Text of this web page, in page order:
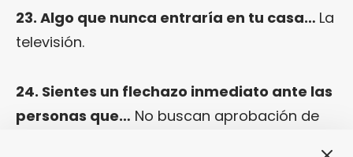
23. Algo que nunca entraría en tu casa… La
televisión.
24. Sientes un flechazo inmediato ante las
personas que… No buscan aprobación de